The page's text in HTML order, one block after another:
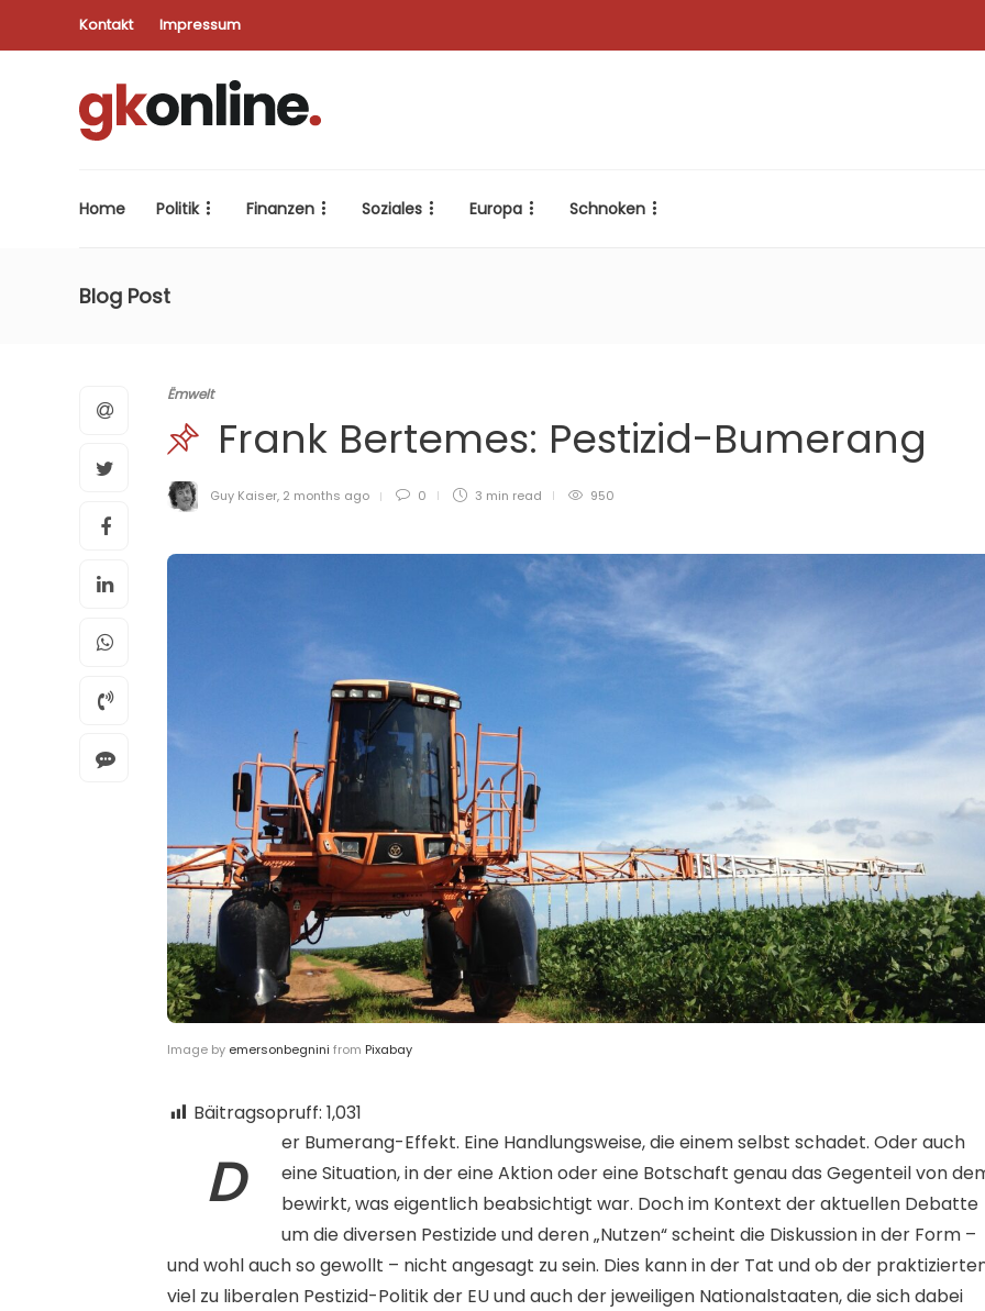
Kontakt Impressum
Home Politik Finanzen Soziales Europa Schnoken
Blog Post
Ëmwelt
Frank Bertemes: Pestizid-Bumerang
Guy Kaiser, 2 months ago 0 3 min read 950
Image by emersonbegnini from Pixabay
Bäitragsopruff: 1,031
D
er Bumerang-Effekt. Eine Handlungsweise, die einem selbst schadet. Oder auch
eine Situation, in der eine Aktion oder eine Botschaft genau das Gegenteil von
bewirkt, was eigentlich beabsichtigt war. Doch im Kontext der aktuellen Debatte
um die diversen Pestizide und deren „Nutzen“ scheint die Diskussion in der Form –
und wohl auch so gewollt – nicht angesagt zu sein. Dies kann in der Tat und ob der
viel zu liberalen Pestizid-Politik der EU und auch der jeweiligen Nationalstaaten, die sich dabei